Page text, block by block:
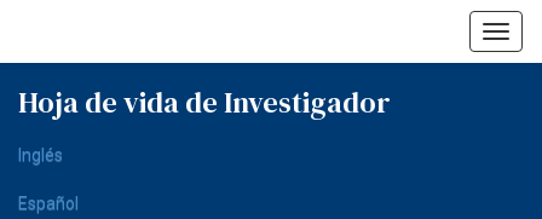
Hoja de vida de Investigador
Inglés
Español